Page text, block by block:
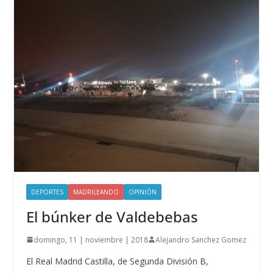
DEPORTES MADRILEANDO OPINIÓN
El búnker de Valdebebas
domingo, 11 | noviembre | 2018 Alejandro Sanchez Gomez
El Real Madrid Castilla, de Segunda División B,